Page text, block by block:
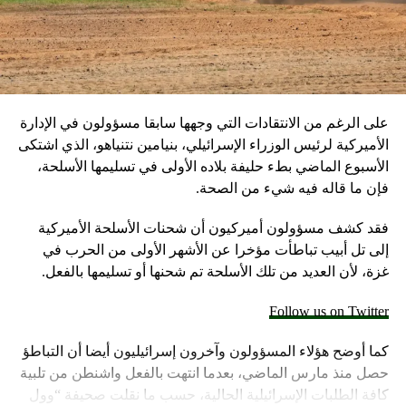
RELATED TOPICS:
UP
بالإنجيل اليومي بصوت الخوري نسيم قسطون ليوم
الأول بعد عيد العنصرة في ١٣ حزيران ٢٠١٩
أقوال آبائنا القديسين اليوم الثالث عشر من حزيران
على الرغم من الانتقادات التي وجهها سابقا مسؤولون في الإدارة
الأميركية لرئيس الوزراء الإسرائيلي، بنيامين نتنياهو، الذي اشتكى
الأسبوع الماضي بطء حليفة بلاده الأولى في تسليمها الأسلحة،
فإن ما قاله فيه شيء من الصحة.
فقد كشف مسؤولون أميركيون أن شحنات الأسلحة الأميركية
إلى تل أبيب تباطأت مؤخرا عن الأشهر الأولى من الحرب في
غزة، لأن العديد من تلك الأسلحة تم شحنها أو تسليمها بالفعل.
Follow us on Twitter
كما أوضح هؤلاء المسؤولون وآخرون إسرائيليون أيضا أن التباطؤ
حصل منذ مارس الماضي، بعدما انتهت بالفعل واشنطن من تلبية
كافة الطلبات الإسرائيلية الحالية، حسب ما نقلت صحيفة “وول